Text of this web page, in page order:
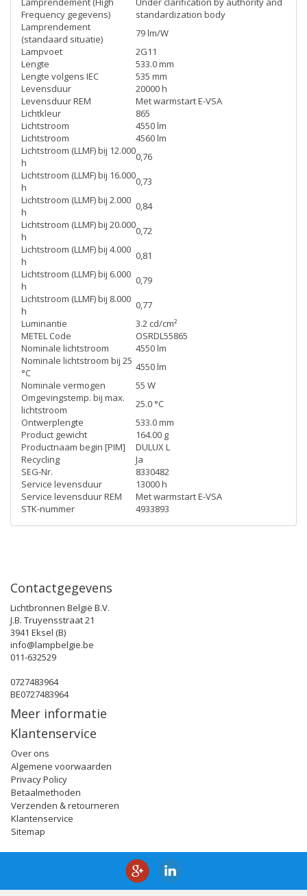
Frequency gegevens)
standardization body
Lamprendement
(standaard situatie)
79 lm/W
Lampvoet
2G11
Lengte
533.0 mm
Lengte volgens IEC
535 mm
Levensduur
20000 h
Levensduur REM
Met warmstart E-VSA
Lichtkleur
865
Lichtstroom
4550 lm
Lichtstroom
4560 lm
Lichtstroom (LLMF) bij 12.000
h
0,76
Lichtstroom (LLMF) bij 16.000
h
0,73
Lichtstroom (LLMF) bij 2.000
h
0,84
Lichtstroom (LLMF) bij 20.000
h
0,72
Lichtstroom (LLMF) bij 4.000
h
0,81
Lichtstroom (LLMF) bij 6.000
h
0,79
Lichtstroom (LLMF) bij 8.000
h
0,77
Luminantie
3.2 cd/cm²
METEL Code
OSRDL55865
Nominale lichtstroom
4550 lm
Nominale lichtstroom bij 25
°C
4550 lm
Nominale vermogen
55 W
Omgevingstemp. bij max.
lichtstroom
25.0 °C
Ontwerplengte
533.0 mm
Product gewicht
164.00 g
Productnaam begin [PIM]
DULUX L
Recycling
Ja
SEG-Nr.
8330482
Service levensduur
13000 h
Service levensduur REM
Met warmstart E-VSA
STK-nummer
4933893
Contactgegevens
Lichtbronnen België B.V.
J.B. Truyensstraat 21
3941 Eksel (B)
info@lampbelgie.be
011-632529
0727483964
BE0727483964
Meer informatie
Klantenservice
Over ons
Algemene voorwaarden
Privacy Policy
Betaalmethoden
Verzenden & retourneren
Klantenservice
Sitemap